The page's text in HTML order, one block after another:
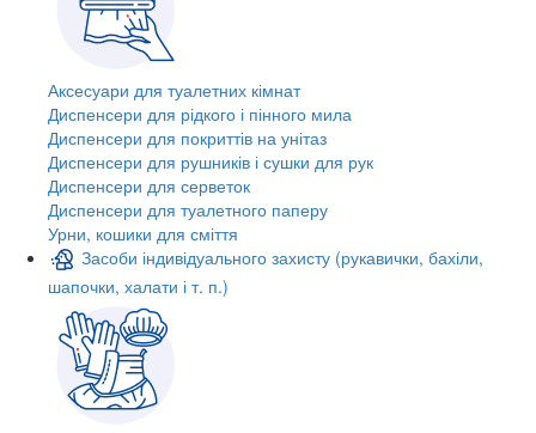
Аксесуари для туалетних кімнат
Диспенсери для рідкого і пінного мила
Диспенсери для покриттів на унітаз
Диспенсери для рушників і сушки для рук
Диспенсери для серветок
Диспенсери для туалетного паперу
Урни, кошики для сміття
Засоби індивідуального захисту (рукавички, бахіли,
шапочки, халати і т. п.)